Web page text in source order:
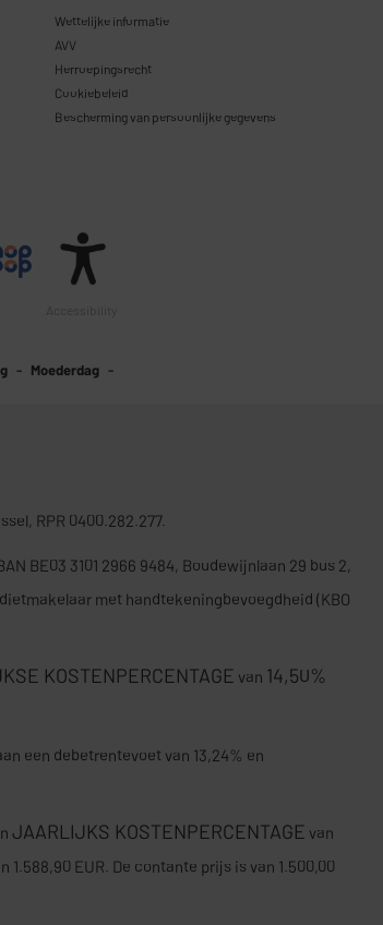
Wettelijke informatie
AVV
Herroepingsrecht
Cookiebeleid
Bescherming van persoonlijke gegevens
Moederdag
RPR 0400.282.277.
BE03 3101 2966 9484, Boudewijnlaan 29 bus 2,
met handtekeningbevoegdheid (KBO
KOSTENPERCENTAGE van 14,50%
een debetrentevoet van 13,24% en
JAARLIJKS KOSTENPERCENTAGE van
1.588,90 EUR. De contante prijs is van 1.500,00